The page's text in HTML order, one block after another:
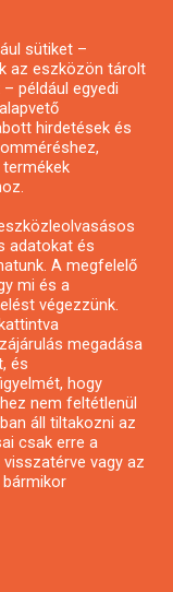
sütiket –
az eszközön tárolt
például egyedi
hirdetések és
adatokat és
A megfelelő
mi és a
végezzünk.
megadása
és
hogy
nem feltétlenül
áll tiltakozni az
csak erre a
vagy az